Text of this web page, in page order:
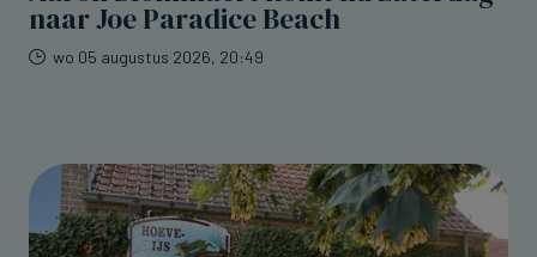
naar Joe Paradice Beach
wo 05 augustus 2026, 20:49